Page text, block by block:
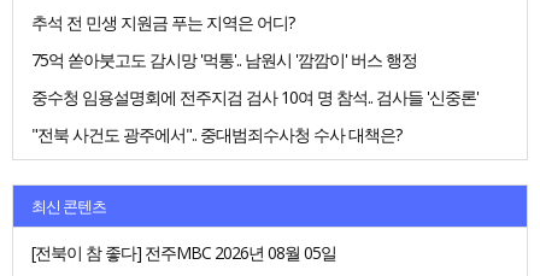
추석 전 민생 지원금 푸는 지역은 어디?
75억 쏟아붓고도 감시망 '먹통'.. 남원시 '깜깜이' 버스 행정
중수청 임용설명회에 전주지검 검사 10여 명 참석.. 검사들 '신중론'
"전북 사건도 광주에서".. 중대범죄수사청 수사 대책은?
최신 콘텐츠
[전북이 참 좋다] 전주MBC 2026년 08월 05일